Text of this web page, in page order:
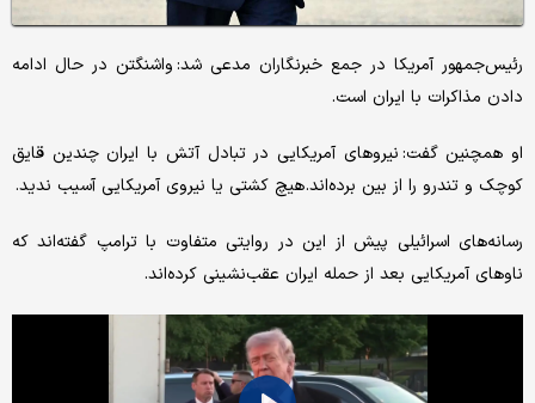
رئیس‌جمهور آمریکا در جمع خبرنگاران مدعی شد: واشنگتن در حال ادامه
دادن مذاکرات با ایران است.
او همچنین گفت: نیروهای آمریکایی در تبادل آتش با ایران چندین قایق
کوچک و تندرو را از بین برده‌اند. هیچ کشتی یا نیروی آمریکایی آسیب ندید.
رسانه‌های اسرائیلی پیش از این در روایتی متفاوت با ترامپ گفته‌اند که
ناوهای آمریکایی بعد از حمله ایران عقب‌نشینی کرده‌اند.